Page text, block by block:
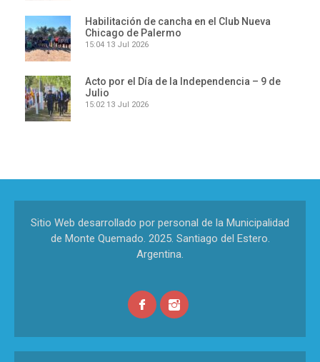
Habilitación de cancha en el Club Nueva
Chicago de Palermo
15:04 13 Jul 2026
Acto por el Día de la Independencia – 9 de
Julio
15:02 13 Jul 2026
Sitio Web desarrollado por personal de la Municipalidad
de Monte Quemado. 2025. Santiago del Estero.
Argentina.